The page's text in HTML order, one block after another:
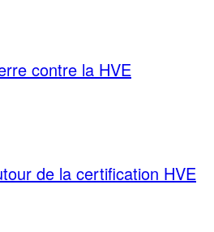
contre la HVE
de la certification HVE